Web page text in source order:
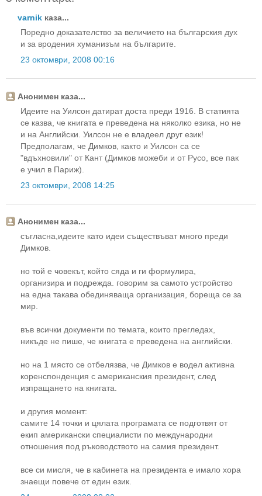
varnik каза...
Поредно доказателство за величието на българския дух
и за вродения хуманизъм на българите.
23 октомври, 2008 00:16
Анонимен каза...
Идеите на Уилсон датират доста преди 1916. В статията
се казва, че книгата е преведена на няколко езика, но не
и на Английски. Уилсон не е владеел друг език!
Предполагам, че Димков, както и Уилсон са се
"вдъхновили" от Кант (Димков можеби и от Русо, все пак
е учил в Париж).
23 октомври, 2008 14:25
Анонимен каза...
съгласна,идеите като идеи съществъват много преди
Димков.
но той е човекът, който сяда и ги формулира,
организира и подрежда. говорим за самото устройство
на една такава обединяваща организация, бореща се за
мир.
във всички документи по темата, които прегледах,
никъде не пише, че книгата е преведена на английски.
но на 1 място се отбелязва, че Димков е водел активна
коренспонденция с американския президент, след
изпращането на книгата.
и другия момент:
самите 14 точки и цялата програмата се подготвят от
екип американски специалисти по международни
отношения под ръководството на самия президент.
все си мисля, че в кабинета на президента е имало хора
знаещи повече от един език.